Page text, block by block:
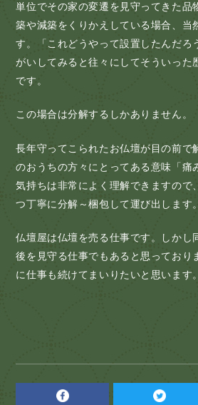
単位でその家の変遷を見守ってきた品
築や減築をくりかえしている場合、当
す。「これどうやって設置したんだろ
がいしてみると往々にしてそういった
です。
この場合は分解するしかありません。
長年守ってこられたお仏壇が目の前で
のおうちの方々にとってある意味「痛
気持ちは非常によく理解できますので
つ丁寧に分解～梱包して運び出します。
仏壇屋は仏壇を売る仕事です。しかし
後を見守る仕事でもあると思っており
に仕事も続けてまいりたいと思います。